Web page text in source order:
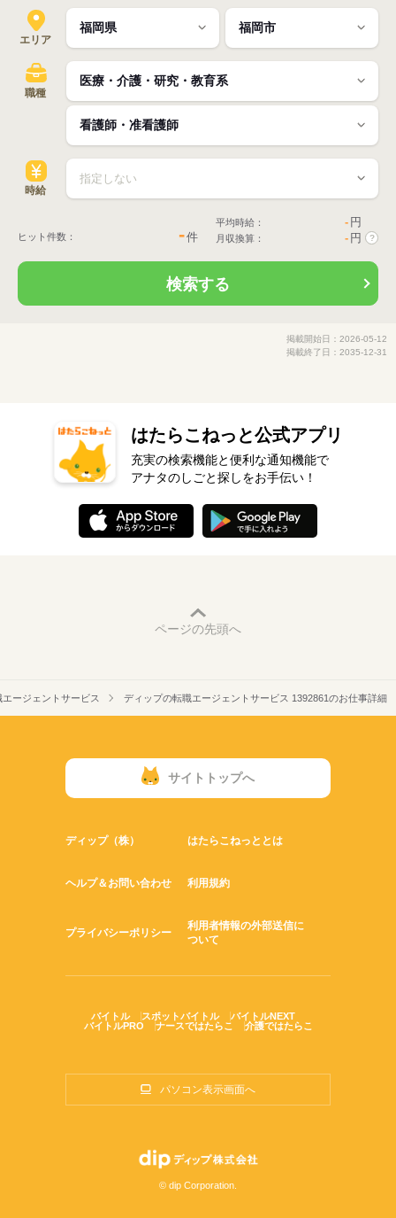
エリア
職種
時給
ヒット件数： -件
平均時給： - 円
月収換算： - 円 ?
検索する
掲載開始日：2026-05-12
掲載終了日：2035-12-31
はたらこねっと公式アプリ
充実の検索機能と便利な通知機能で
アナタのしごと探しをお手伝い！
ページの先頭へ
ージェントサービス ディップの転職エージェントサービス 1392861のお仕事詳細
サイトトップへ
ディップ（株） はたらこねっととは
ヘルプ＆お問い合わせ 利用規約
プライバシーポリシー
利用者情報の外部送信に
ついて
バイトル スポットバイトル
バイトルNEXT
バイトルPRO
ナースではたらこ 介護ではたらこ
パソコン表示画面へ
© dip Corporation.